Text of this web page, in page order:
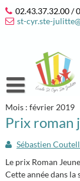
Skip
to
content
02.43.37.32.00 /
st-cyr.ste-
Accueil
Notre école
L’équipe 2025/
Notre projet
Infos pratiques
Où sommes nous ?
Associations
Mois : février 2019
Prix roman
Sébastien
Le prix Roman
Cette année dans la